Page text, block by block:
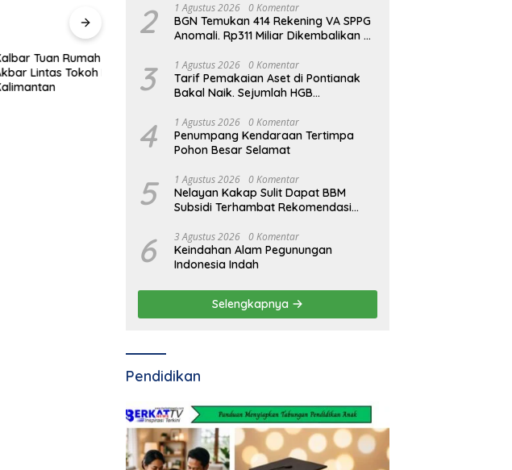
Silaturahmi
FPK se-
Cara Sederhana Mengolah
Sampah Plastik Rumah
Asupan Nutrisi Anak
2 1 Agustus 2026 0 Komentar
BGN Temukan 414 Rekening VA SPPG
Anomali. Rp311 Miliar Dikembalikan ke
3 1 Agustus 2026 0 Komentar
Tarif Pemakaian Aset di Pontianak
Bakal Naik. Sejumlah HGB
4 1 Agustus 2026 0 Komentar
Penumpang Kendaraan Tertimpa
Pohon Besar Selamat
5 1 Agustus 2026 0 Komentar
Nelayan Kakap Sulit Dapat BBM
Subsidi Terhambat Rekomendasi
6 3 Agustus 2026 0 Komentar
Keindahan Alam Pegunungan
Indonesia Indah
Selengkapnya
Pendidikan